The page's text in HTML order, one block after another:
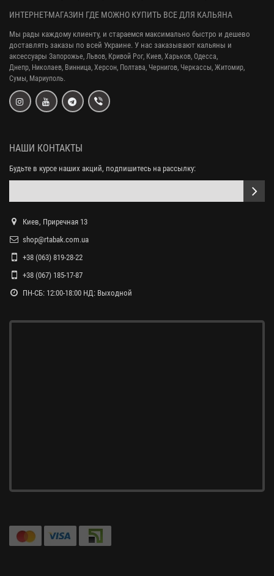
ИНТЕРНЕТ-МАГАЗИН ГДЕ МОЖНО КУПИТЬ ВСЕ ДЛЯ КАЛЬЯНА
Мы рады каждому клиенту, и стараемся максимально быстро и дешево
доставлять заказы по всей Украине. У нас заказывают кальяны и
аксессуары Запорожье, Львов, Кривой Рог, Киев, Харьков, Одесса,
Днепр, Николаев, Винница, Херсон, Полтава, Чернигов, Черкассы, Житомир,
Сумы, Мариуполь.
НАШИ КОНТАКТЫ
Будьте в курсе наших акций, подпишитесь на рассылку:
Киев, Приречная 13
shop@rtabak.com.ua
+38 (063) 819-28-22
+38 (067) 185-17-87
ПН-СБ: 12:00-18:00 НД: Выходной